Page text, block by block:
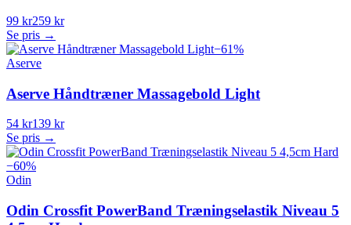
99 kr259 kr
Se pris →
−61%
Aserve
Aserve Håndtræner Massagebold Light
54 kr139 kr
Se pris →
−60%
Odin
Odin Crossfit PowerBand Træningselastik Niveau 5